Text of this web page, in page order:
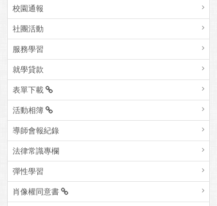
校園通報
社團活動
服務學習
就學貸款
表單下載
活動相簿
導師會報紀錄
法律常識專欄
彈性學習
肖像權同意書